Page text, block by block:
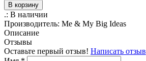
В корзину
.: В наличии
Производитель: Me & My Big Ideas
Описание
Отзывы
Оставьте первый отзыв! Написать отзыв